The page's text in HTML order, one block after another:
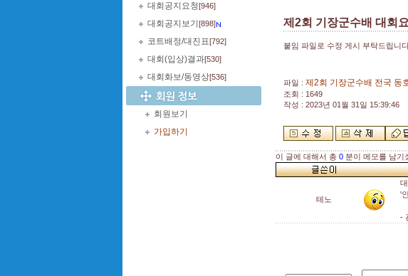
대회공지요청[946]
대회공지보기 [898]
코트배정/대진표[792]
대회(입상)결과[530]
대회화보/동영상[536]
회원보기
가입하기
제2회 기장군수배 대회
붙임 파일로 수정 게시 부탁드립니
파일 : 제2회 기장군수배 전국 동
조회 : 1649
작성 : 2023년 01월 31일 15:39:46
이 글에 대해서 총 0 분이 메모를 남기
테노
'
-